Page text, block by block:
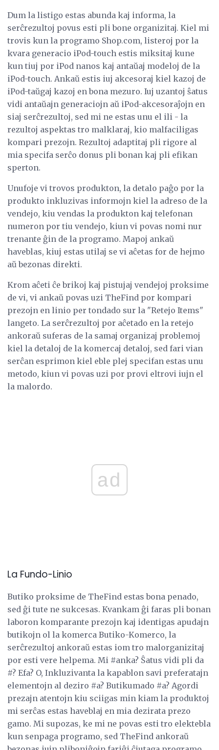
Dum la listigo estas abunda kaj informa, la
serĉrezultoj povus esti pli bone organizitaj. Kiel mi
trovis kun la programo Shop.com, listeroj por la
kvara generacio iPod-touch estis miksitaj kune
kun tiuj por iPod nanos kaj antaŭaj modeloj de la
iPod-touch. Ankaŭ estis iuj akcesoraj kiel kazoj de
iPod-taŭgaj kazoj en bona mezuro. Iuj uzantoj ŝatus
vidi antaŭajn generaciojn aŭ iPod-akcesoraĵojn en
siaj serĉrezultoj, sed mi ne estas unu el ili - la
rezultoj aspektas tro malklaraj, kio malfaciligas
kompari prezojn. Rezultoj adaptitaj pli rigore al
mia specifa serĉo donus pli bonan kaj pli efikan
sperton.
Unufoje vi trovos produkton, la detalo paĝo por la
produkto inkluzivas informojn kiel la adreso de la
vendejo, kiu vendas la produkton kaj telefonan
numeron por tiu vendejo, kiun vi povas nomi nur
trenante ĝin de la programo. Mapoj ankaŭ
haveblas, kiuj estas utilaj se vi aĉetas for de hejmo
aŭ bezonas direkti.
Krom aĉeti ĉe brikoj kaj pistujaj vendejoj proksime
de vi, vi ankaŭ povas uzi TheFind por kompari
prezojn en linio per tondado sur la "Retejo Items"
langeto. La serĉrezultoj por aĉetado en la retejo
ankoraŭ suferas de la samaj organizaj problemoj
kiel la detaloj de la komercaj detaloj, sed fari vian
serĉan esprimon kiel eble plej specifan estas unu
metodo, kiun vi povas uzi por provi eltrovi iujn el
la malordo.
ad
La Fundo-Linio
Butiko proksime de TheFind estas bona penado,
sed ĝi tute ne sukcesas. Kvankam ĝi faras pli bonan
laboron komparante prezojn kaj identigas apudajn
butikojn ol la komerca Butiko-Komerco, la
serĉrezultoj ankoraŭ estas iom tro malorganizitaj
por esti vere helpema. Mi #anka? Ŝatus vidi pli da
#? Efa? O, Inkluzivanta la kapablon savi preferatajn
elementojn al deziro #a? Butikumado #a? Agordi
prezajn atentojn kiu sciigas min kiam la produktoj
mi serĉas estas haveblaj en mia dezirata prezo
gamo. Mi supozas, ke mi ne povas esti tro elektebla
kun senpaga programo, sed TheFind ankoraŭ